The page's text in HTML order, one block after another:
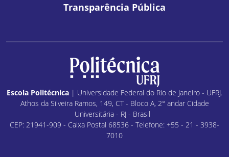
Transparência Pública
Escola Politécnica | Universidade Federal do Rio de Janeiro - UFRJ.
Athos da Silveira Ramos, 149, CT - Bloco A, 2° andar Cidade
Universitária - RJ - Brasil
CEP: 21941-909 - Caixa Postal 68536 - Telefone: +55 - 21 - 3938-
7010